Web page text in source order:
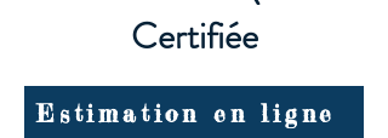
Certifiée
Estimation en ligne